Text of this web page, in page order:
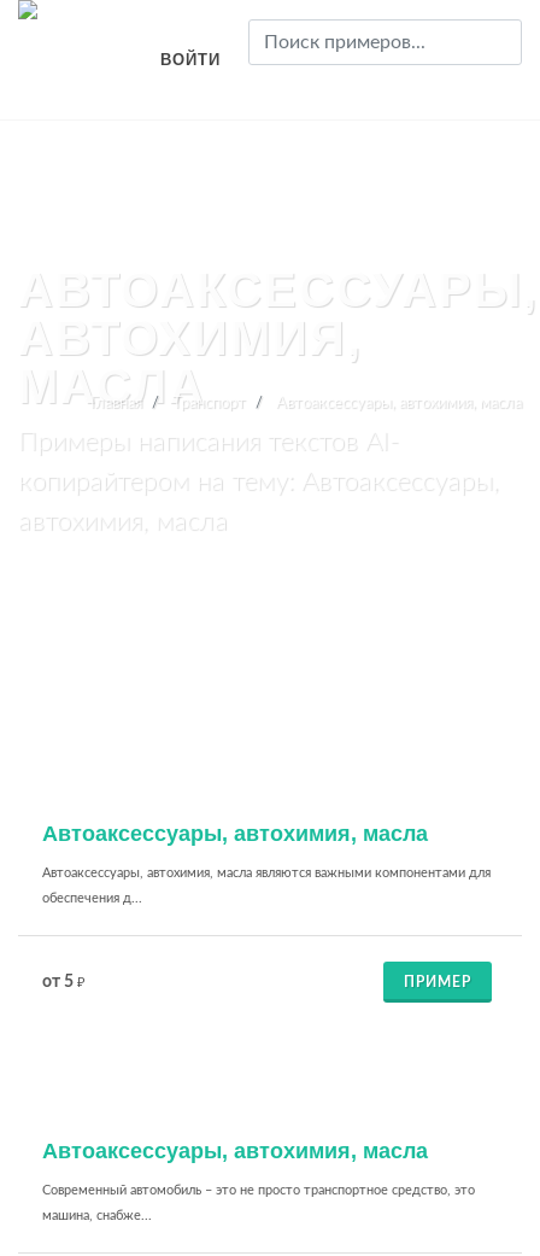
ВОЙТИ
АВТОАКСЕССУАРЫ,
АВТОХИМИЯ,
МАСЛА
Примеры написания текстов AI-
копирайтером на тему: Автоаксессуары,
автохимия, масла
Главная Транспорт Автоаксессуары, автохимия, масла
Автоаксессуары, автохимия, масла
Автоаксессуары, автохимия, масла являются важными компонентами для
обеспечения д...
от 5 ₽ ПРИМЕР
Автоаксессуары, автохимия, масла
Современный автомобиль – это не просто транспортное средство, это
машина, снабже...